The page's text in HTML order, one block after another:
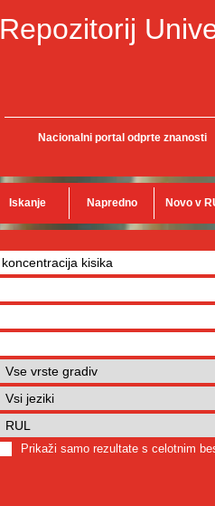
Repozitorij
Nacionalni portal odprte znanosti
Iskanje Napredno Novo v
Prikaži samo rezultate s celotnim